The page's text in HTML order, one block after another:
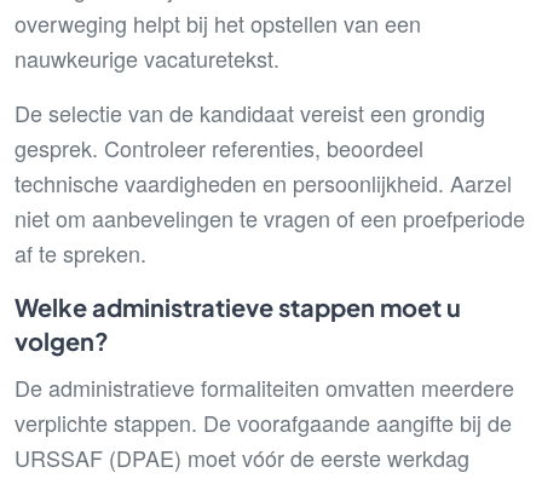
overweging helpt bij het opstellen van een
nauwkeurige vacaturetekst.
De selectie van de kandidaat vereist een grondig
gesprek. Controleer referenties, beoordeel
technische vaardigheden en persoonlijkheid. Aarzel
niet om aanbevelingen te vragen of een proefperiode
af te spreken.
Welke administratieve stappen moet u
volgen?
De administratieve formaliteiten omvatten meerdere
verplichte stappen. De voorafgaande aangifte bij de
URSSAF (DPAE) moet vóór de eerste werkdag